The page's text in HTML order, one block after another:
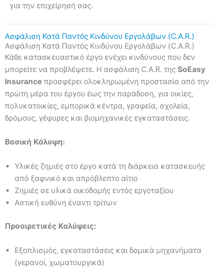
για την επιχείρησή σας.
Ασφάλιση Κατά Παντός Κινδύνου Εργολάβων (C.A.R.)​
Ασφάλιση Κατά Παντός Κινδύνου Εργολάβων (C.A.R.)
Κάθε κατασκευαστικό έργο ενέχει κινδύνους που δεν
μπορείτε να προβλέψετε. Η ασφάλιση C.A.R. της SoEasy
Insurance προσφέρει ολοκληρωμένη προστασία από την
πρώτη μέρα του έργου έως την παράδοση, για οικίες,
πολυκατοικίες, εμπορικά κέντρα, γραφεία, σχολεία,
δρόμους, γέφυρες και βιομηχανικές εγκαταστάσεις.
Βασική Κάλυψη:
Υλικές ζημιές στο έργο κατά τη διάρκεια κατασκευής
από ξαφνικό και απρόβλεπτο αίτιο
Ζημιές σε υλικά οικοδομής εντός εργοταξίου
Αστική ευθύνη έναντι τρίτων
Προαιρετικές Καλύψεις:
Εξοπλισμός, εγκαταστάσεις και δομικά μηχανήματα
(γερανοί, χωματουργικά)